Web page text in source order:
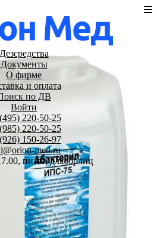
Дезсредства
Документы
О фирме
и оплата
по ДВ
Войти
220-50-25
220-50-25
150-26-97
med.ru
пн-пт, для юрлиц